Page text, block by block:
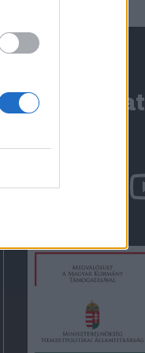
Kapcsolat